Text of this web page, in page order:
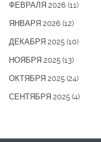
ФЕВРАЛЯ 2026 (11)
ЯНВАРЯ 2026 (12)
ДЕКАБРЯ 2025 (10)
НОЯБРЯ 2025 (13)
ОКТЯБРЯ 2025 (24)
СЕНТЯБРЯ 2025 (4)